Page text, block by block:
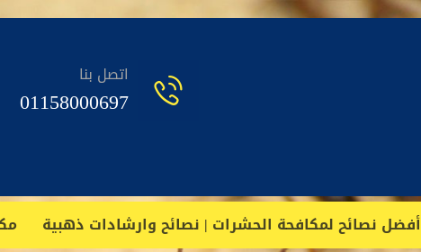
اتصل بنا
01158000697
أفضل نصائح لمكافحة الحشرات | نصائح وارشادات ذهبية